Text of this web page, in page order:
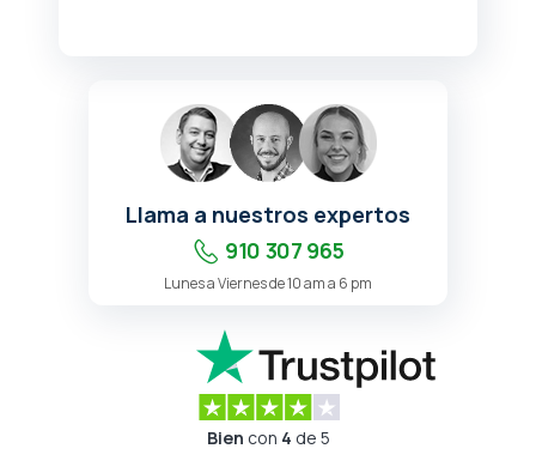
Llama a nuestros expertos
910 307 965
Lunes a Viernes de 10 am a 6 pm
Bien con 4 de 5